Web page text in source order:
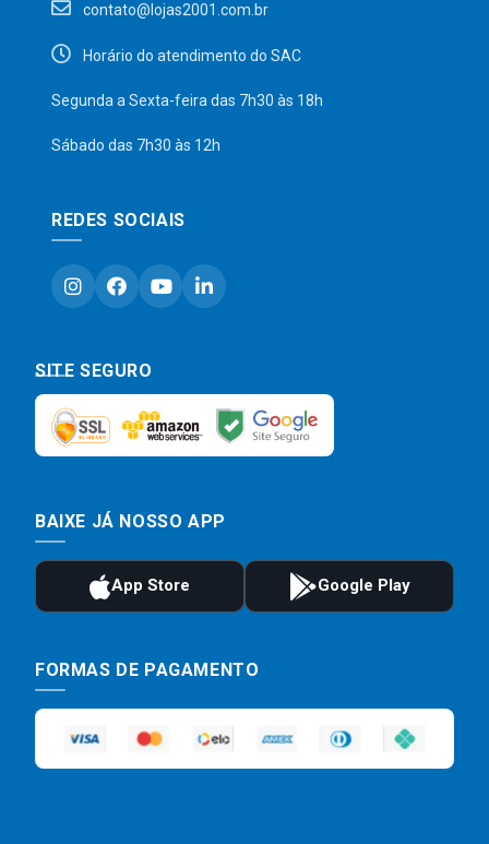
contato@lojas2001.com.br
Horário do atendimento do SAC
Segunda a Sexta-feira das 7h30 às 18h
Sábado das 7h30 às 12h
REDES SOCIAIS
SITE SEGURO
BAIXE JÁ NOSSO APP
FORMAS DE PAGAMENTO